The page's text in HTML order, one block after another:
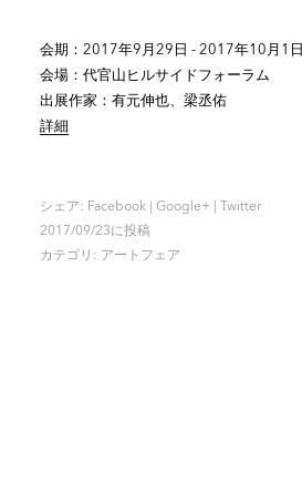
会期：2017年9月29日 - 2017年10月1日
会場：代官山ヒルサイドフォーラム
出展作家：有元伸也、梁丞佑
詳細
シェア: Facebook| Google+
Twitter
2017/09/23に投稿
カテゴリ: アートフェア